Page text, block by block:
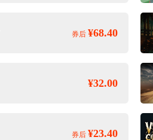
券后 ¥68.40
¥32.00
券后 ¥23.40